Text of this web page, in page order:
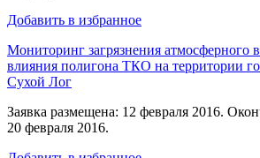
Добавить в избранное
Мониторинг загрязнения атмосферного
влияния полигона ТКО на территории
Сухой Лог
Заявка размещена: 12 февраля 2016.
20 февраля 2016.